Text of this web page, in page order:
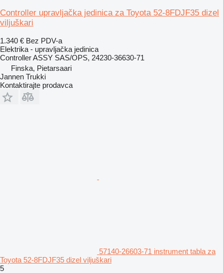
Controller upravljačka jedinica za Toyota 52-8FDJF35 dizel
viljuškari
1.340 € Bez PDV-a
Elektrika - upravljačka jedinica
Controller ASSY SAS/OPS, 24230-36630-71
Finska, Pietarsaari
Jannen Trukki
Kontaktirajte prodavca
57140-26603-71 instrument tabla za
Toyota 52-8FDJF35 dizel viljuškari
5